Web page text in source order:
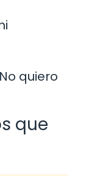
quiero
que